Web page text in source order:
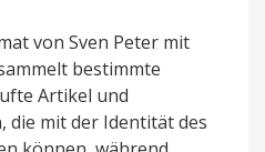
von Sven Peter mit
bestimmte
Artikel und
mit der Identität des